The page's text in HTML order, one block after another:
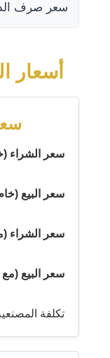
سعر صرف الدولار
أسعار
سعر الشراء (خام): 3,003.87
سعر البيع (خام): 3,093.98 ليرة
سعر الشراء (مع
سعر البيع (مع
تكلفة المصنعية: 240.31 ليرة